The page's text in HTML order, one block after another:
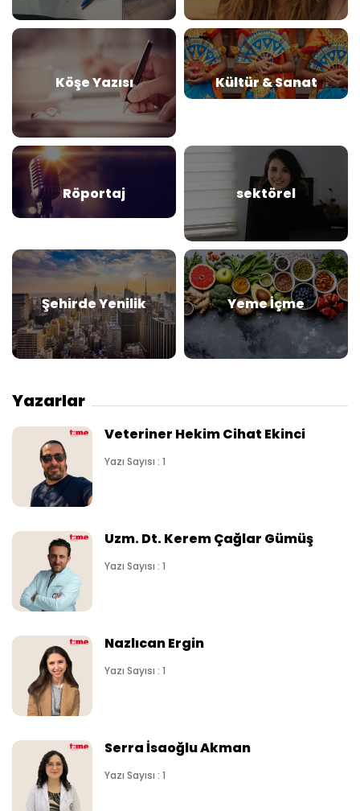
Köşe Yazısı Kültür & Sanat
Röportaj sektörel
Şehirde Yenilik Yeme İçme
Yazarlar
Veteriner Hekim Cihat Ekinci
Yazı Sayısı : 1
Uzm. Dt. Kerem Çağlar Gümüş
Yazı Sayısı : 1
Nazlıcan Ergin
Yazı Sayısı : 1
Serra İsaoğlu Akman
Yazı Sayısı : 1